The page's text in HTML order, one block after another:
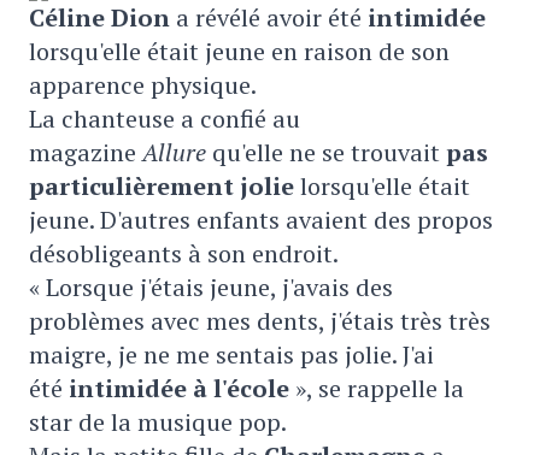
Céline Dion a révélé avoir été intimidée
lorsqu'elle était jeune en raison de son
apparence physique.
La chanteuse a confié au
magazineAllure qu'elle ne se trouvait pas
particulièrement jolielorsqu'elle était
jeune. D'autres enfants avaient des propos
désobligeants à son endroit.
« Lorsque j'étais jeune, j'avais des
problèmes avec mes dents, j'étais très très
maigre, je ne me sentais pas jolie. J'ai
été intimidée à l'école », se rappelle la
star de la musique pop.